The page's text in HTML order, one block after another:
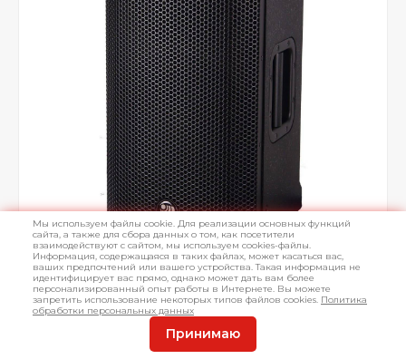
Мы используем файлы cookie. Для реализации основных функций
сайта, а также для сбора данных о том, как посетители
взаимодействуют с сайтом, мы используем cookies-файлы.
Информация, содержащаяся в таких файлах, может касаться вас,
ваших предпочтений или вашего устройства. Такая информация не
идентифицирует вас прямо, однако может дать вам более
персонализированный опыт работы в Интернете. Вы можете
запретить использование некоторых типов файлов cookies. Политика
обработки персональных данных
Принимаю